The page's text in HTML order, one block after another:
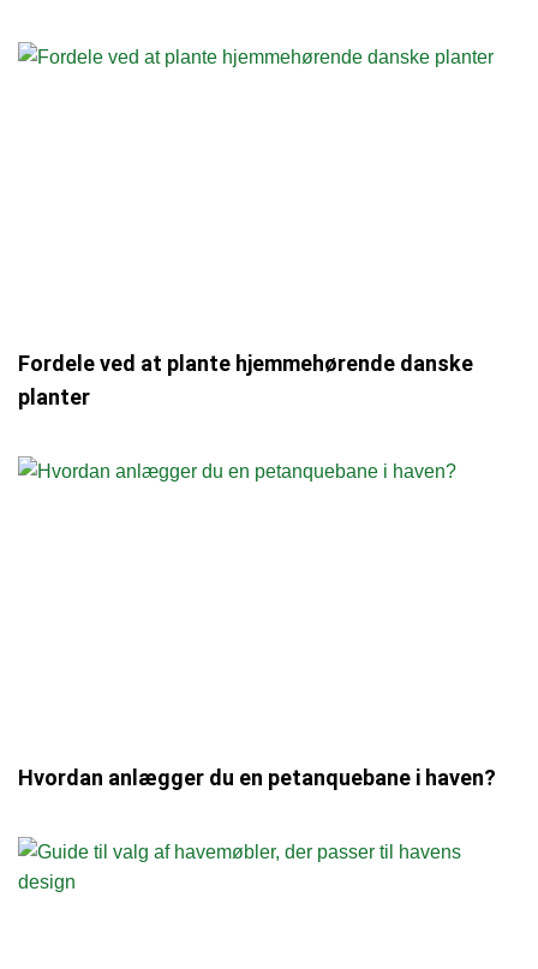
Fordele ved at plante hjemmehørende danske
planter
Hvordan anlægger du en petanquebane i haven?